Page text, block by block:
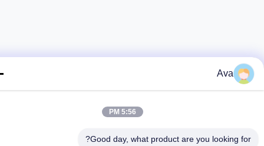
Ava
5:56 PM
Good day, what product are you looking